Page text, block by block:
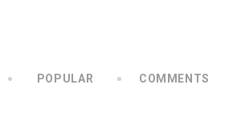
POPULAR COMMENTS